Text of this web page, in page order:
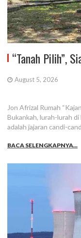
“Tanah Pilih”,
August 5, 2026
Jon Afrizal Rumah
Bukankah, lurah-lurah
adalah jajaran candi-
BACA SELENGKAPNYA...